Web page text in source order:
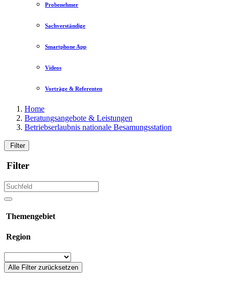
Probenehmer
Sachverständige
Smartphone App
Videos
Vorträge & Referenten
Home
Beratungsangebote & Leistungen
Betriebserlaubnis nationale Besamungsstation
Filter
Filter
Themengebiet
Region
Alle Filter zurücksetzen